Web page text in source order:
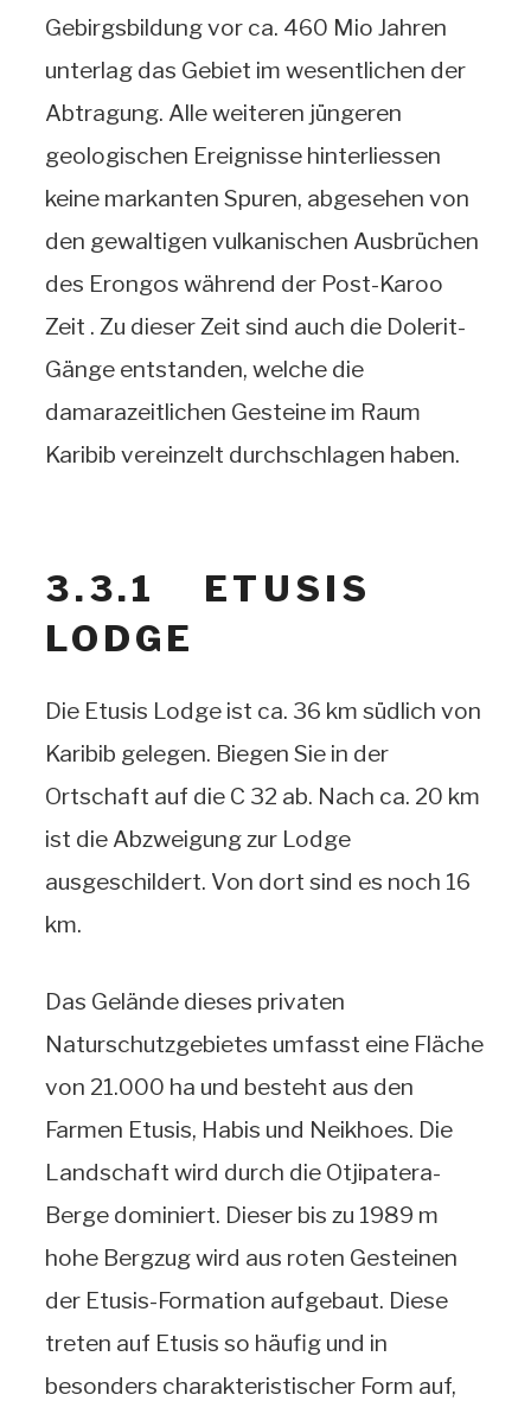
Gebirgsbildung vor ca. 460 Mio Jahren
unterlag das Gebiet im wesentlichen der
Abtragung. Alle weiteren jüngeren
geologischen Ereignisse hinterliessen
keine markanten Spuren, abgesehen von
den gewaltigen vulkanischen Ausbrüchen
des Erongos während der Post-Karoo
Zeit . Zu dieser Zeit sind auch die Dolerit-
Gänge entstanden, welche die
damarazeitlichen Gesteine im Raum
Karibib vereinzelt durchschlagen haben.
3.3.1 ETUSIS
LODGE
Die Etusis Lodge ist ca. 36 km südlich von
Karibib gelegen. Biegen Sie in der
Ortschaft auf die C 32 ab. Nach ca. 20 km
ist die Abzweigung zur Lodge
ausgeschildert. Von dort sind es noch 16
km.
Das Gelände dieses privaten
Naturschutzgebietes umfasst eine Fläche
von 21.000 ha und besteht aus den
Farmen Etusis, Habis und Neikhoes. Die
Landschaft wird durch die Otjipatera-
Berge dominiert. Dieser bis zu 1989 m
hohe Bergzug wird aus roten Gesteinen
der Etusis-Formation aufgebaut. Diese
treten auf Etusis so häufig und in
besonders charakteristischer Form auf,